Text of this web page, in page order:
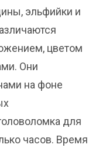
эльфийки и
цветом
Они
на фоне
для
часов. Время